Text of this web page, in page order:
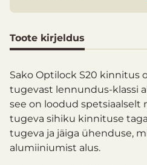
Toote kirjeldus
Sako Optilock S20 kinnitus
tugevast lennundus-klassi
see on loodud spetsiaalselt
tugeva sihiku kinnituse
tugeva ja jäiga ühenduse,
alumiiniumist alus.